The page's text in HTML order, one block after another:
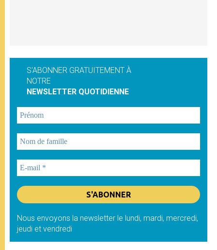
S'ABONNER GRATUITEMENT À
NOTRE
NEWSLETTER QUOTIDIENNE
Nous envoyons la newsletter le lundi, mardi, mercredi,
jeudi et vendredi